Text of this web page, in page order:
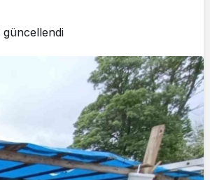
güncellendi